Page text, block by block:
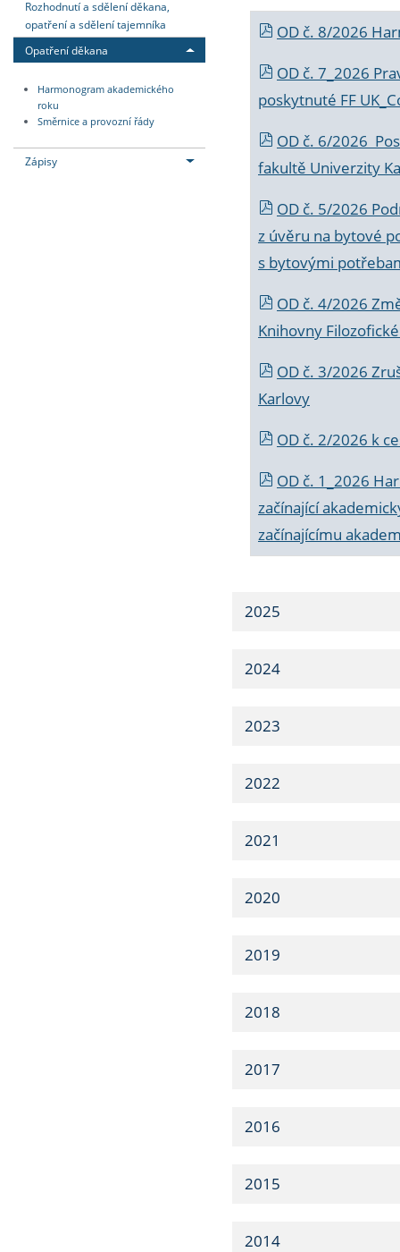
Rozhodnutí a sdělení děkana,
opatření a sdělení tajemníka
Opatření děkana
Harmonogram akademického
roku
Směrnice a provozní řády
Zápisy
OD č. 8/2026
OD č. 7_2026
poskytnuté FF
OD č. 6/2026
fakultě Univerzity
OD č. 5/2026
z úvěru na bytové
s bytovými
OD č. 4/2026
Knihovny
OD č. 3/2026
Karlovy
OD č. 2/2026 k
OD č. 1_2026
začínající
začínajícímu
2025
2024
2023
2022
2021
2020
2019
2018
2017
2016
2015
2014